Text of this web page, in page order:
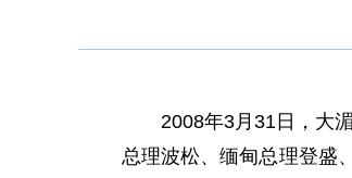
2008年3月31日，大湄
总理波松、缅甸总理登盛